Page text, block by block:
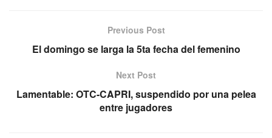
Previous Post
El domingo se larga la 5ta fecha del femenino
Next Post
Lamentable: OTC-CAPRI, suspendido por una pelea
entre jugadores